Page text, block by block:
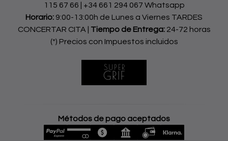
115 67 66
+34 661 294 067 Whatsapp
Horario: 9:00-13:00h de Lunes a Viernes TARDES
CONCERTAR CITA | Tiempo de Entrega: 24-72 horas
(*) Precios con Impuestos incluidos
Métodos de pago aceptados